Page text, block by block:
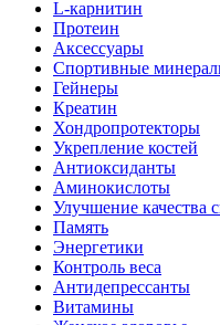
L-карнитин
Протеин
Аксессуары
Спортивные
Гейнеры
Креатин
Хондропротекторы
Укрепление костей
Антиоксиданты
Аминокислоты
Улучшение качества
Память
Энергетики
Контроль веса
Антидепрессанты
Витамины